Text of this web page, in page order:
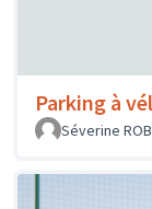
Parking à
Séverine